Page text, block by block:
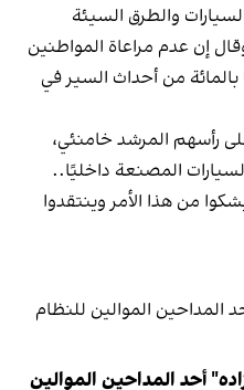
والطرق السيئة
إن عدم مراعاة المواطنين
لقوانين السير هو السبب في 60 بالمائة من أحداث السير في
رأسهم المرشد خامنئي،
المصنعة داخليًا..
من هذا الأمر وينتقدوا
أحد المداحين الموالين